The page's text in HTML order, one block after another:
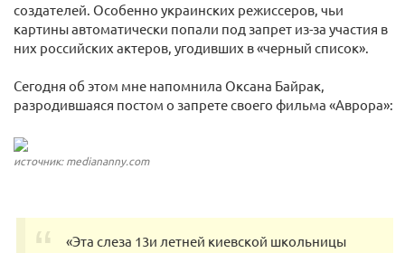
создателей. Особенно украинских режиссеров, чьи
картины автоматически попали под запрет из-за участия в
них российских актеров, угодивших в «черный список».
Сегодня об этом мне напомнила Оксана Байрак,
разродившаяся постом о запрете своего фильма «Аврора»:
источник: mediananny.com
«Эта слеза 13и летней киевской школьницы